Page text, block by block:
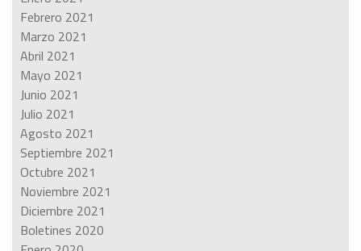
Febrero 2021
Marzo 2021
Abril 2021
Mayo 2021
Junio 2021
Julio 2021
Agosto 2021
Septiembre 2021
Octubre 2021
Noviembre 2021
Diciembre 2021
Boletines 2020